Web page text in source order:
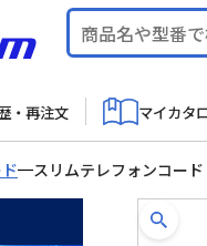
・再注文 マイカタ
スリムテレフォンコー